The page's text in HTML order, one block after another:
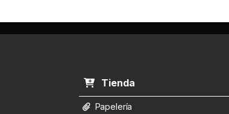
Tienda
Papelería